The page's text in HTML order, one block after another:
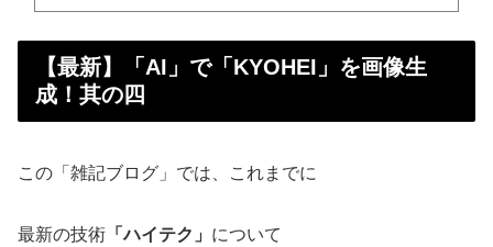
【最新】「AI」で「KYOHEI」を画像生
成！其の四
この「雑記ブログ」では、これまでに
最新の技術 「ハイテク」 について